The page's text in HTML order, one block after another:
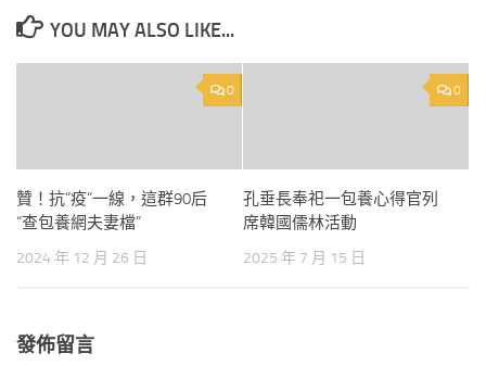
YOU MAY ALSO LIKE...
0
贊！抗“疫”一線，這群90后
“查包養網夫妻檔”
2024 年 12 月 26 日
0
孔垂長奉祀一包養心得官列
席韓國儒林活動
2025 年 7 月 15 日
發佈留言